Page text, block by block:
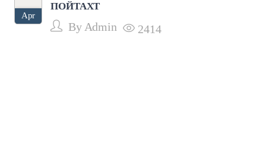
Apr
ПОЙТАХТ
By Admin 2414